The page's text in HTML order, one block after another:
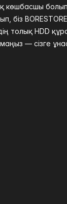
көшбасшы
біз
толық HDD
— сізге